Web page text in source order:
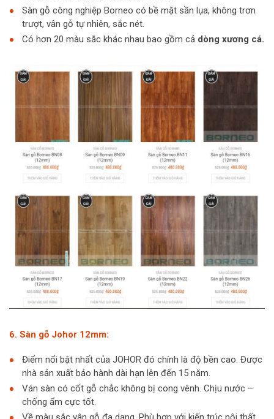
Sàn gỗ công nghiệp Borneo có bề mặt sần lụa, không trơn
trượt, vân gỗ tự nhiên, sắc nét.
Có hơn 20 màu sắc khác nhau bao gồm cả dòng xương cá.
6. Sàn gỗ Johor 12mm:
Điểm nổi bật nhất của JOHOR đó chính là độ bền cao. Được
nhà sản xuất bảo hành dài hạn lên đến 15 năm.
Ván sàn có cốt gỗ chắc không bị cong vênh. Chịu nước –
chống ẩm cực tốt.